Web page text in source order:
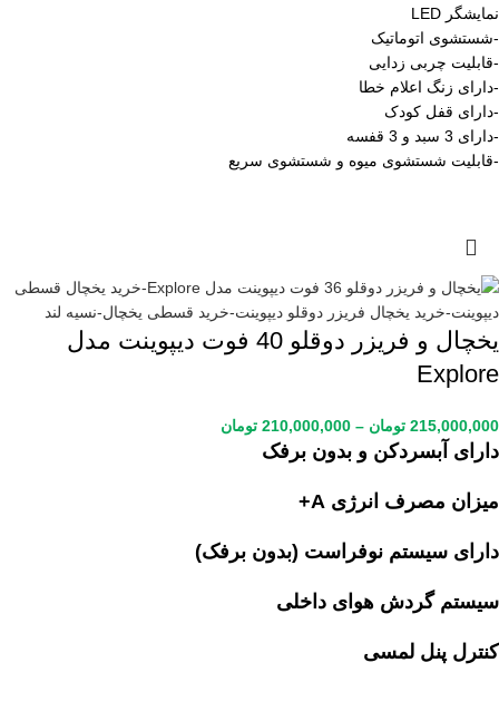
نمایشگر LED
-شستشوی اتوماتیک
-قابلیت چربی زدایی
-دارای زنگ اعلام خطا
-دارای قفل کودک
-دارای 3 سبد و 3 قفسه
-قابلیت شستشوی میوه و شستشوی سریع
یخچال و فریزر دوقلو 40 فوت دیپوینت مدل
Explore
215,000,000 تومان –
210,000,000 تومان
دارای آبسردکن و بدون برفک
میزان مصرف انرژی A+
دارای سیستم نوفراست (بدون برفک)
سیستم گردش هوای داخلی
کنترل پنل لمسی